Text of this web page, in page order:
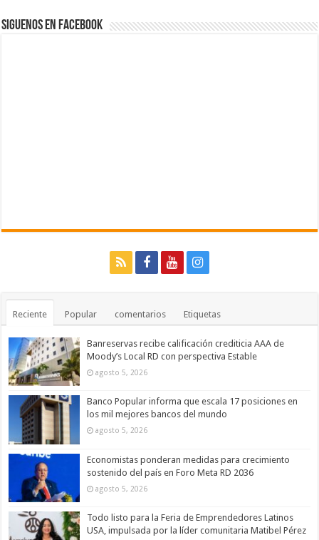
Siguenos en Facebook
Reciente Popular comentarios Etiquetas
Banreservas recibe calificación crediticia AAA de
Moody’s Local RD con perspectiva Estable
agosto 5, 2026
Banco Popular informa que escala 17 posiciones en
los mil mejores bancos del mundo
agosto 5, 2026
Economistas ponderan medidas para crecimiento
sostenido del país en Foro Meta RD 2036
agosto 5, 2026
Todo listo para la Feria de Emprendedores Latinos
USA, impulsada por la líder comunitaria Matibel Pérez